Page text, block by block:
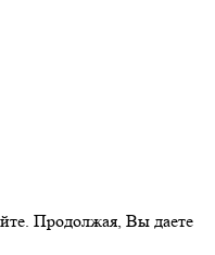
Продолжая, Вы даете